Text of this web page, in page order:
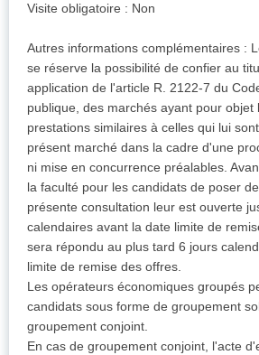
Visite obligatoire : Non
Autres informations complémentaires :
se réserve la possibilité de confier au
application de l'article R. 2122-7 du
publique, des marchés ayant pour objet
prestations similaires à celles qui lui
présent marché dans la cadre d'une
ni mise en concurrence préalables.
la faculté pour les candidats de poser
présente consultation leur est ouverte
calendaires avant la date limite de
sera répondu au plus tard 6 jours
limite de remise des offres.
Les opérateurs économiques groupés
candidats sous forme de groupement
groupement conjoint.
En cas de groupement conjoint, l'acte